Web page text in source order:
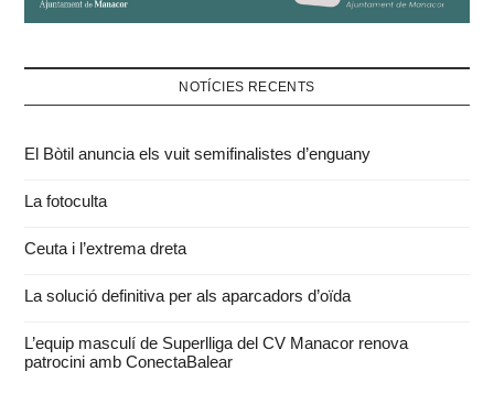
NOTÍCIES RECENTS
El Bòtil anuncia els vuit semifinalistes d’enguany
La fotoculta
Ceuta i l’extrema dreta
La solució definitiva per als aparcadors d’oïda
L’equip masculí de Superlliga del CV Manacor renova
patrocini amb ConectaBalear